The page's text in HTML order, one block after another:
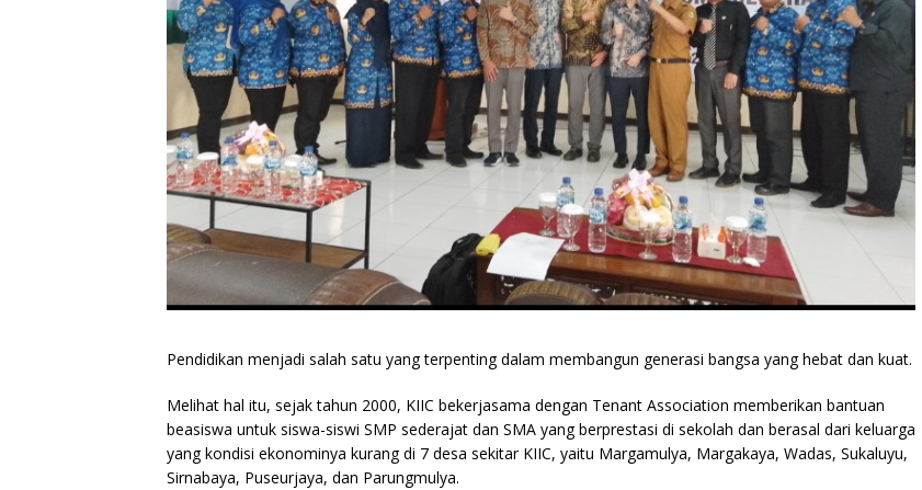
Pendidikan menjadi salah satu yang terpenting dalam membangun generasi bangsa yang hebat dan kuat.
Melihat hal itu, sejak tahun 2000, KIIC bekerjasama dengan Tenant Association memberikan bantuan
beasiswa untuk siswa-siswi SMP sederajat dan SMA yang berprestasi di sekolah dan berasal dari keluarga
yang kondisi ekonominya kurang di 7 desa sekitar KIIC, yaitu Margamulya, Margakaya, Wadas, Sukaluyu,
Sirnabaya, Puseurjaya, dan Parungmulya.